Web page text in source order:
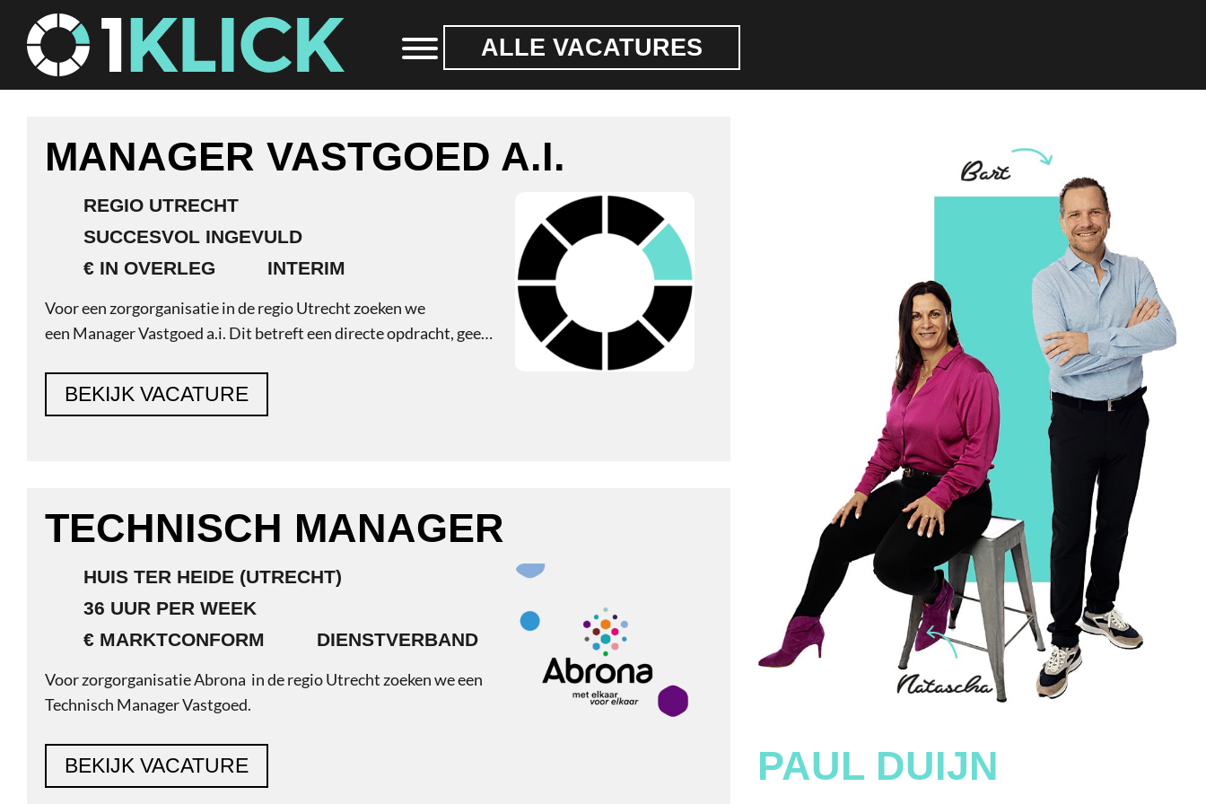
Door
naar
de
hoofd
1Klick
Header
Rechts
MANAGERVASTGOEDA.I.
REGIO UTRECHT
SUCCESVOL INGEVULD
€ IN OVERLEG
INTERIM
Voor een zorgorganisatie in de regio Utrecht zoeken we
een Manager Vastgoed a.i. Dit betreft een directe opdracht, geen
inhuurdesk.
HUIS TER HEIDE (UTRECHT)
36 UUR PER WEEK
€ MARKTCONFORM
DIENSTVERBAND
Voor zorgorganisatie Abrona in de regio Utrecht zoeken we een
Technisch Manager Vastgoed.